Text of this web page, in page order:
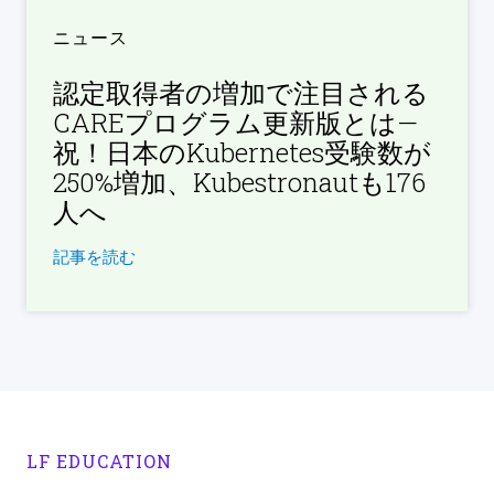
ニュース
認定取得者の増加で注目される
CAREプログラム更新版とは—
祝！日本のKubernetes受験数が
250%増加、Kubestronautも176
人へ
記事を読む
LF EDUCATION